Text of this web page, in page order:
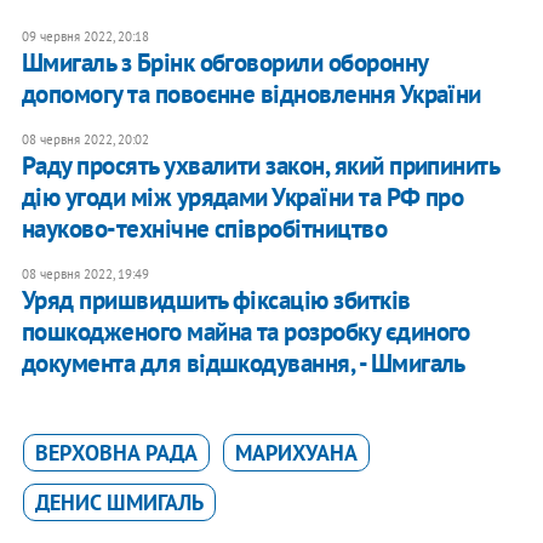
09 червня 2022, 20:18
Шмигаль з Брінк обговорили оборонну
допомогу та повоєнне відновлення України
08 червня 2022, 20:02
Раду просять ухвалити закон, який припинить
дію угоди між урядами України та РФ про
науково-технічне співробітництво
08 червня 2022, 19:49
​Уряд пришвидшить фіксацію збитків
пошкодженого майна та розробку єдиного
документа для відшкодування, - Шмигаль
ВЕРХОВНА РАДА
МАРИХУАНА
ДЕНИС ШМИГАЛЬ